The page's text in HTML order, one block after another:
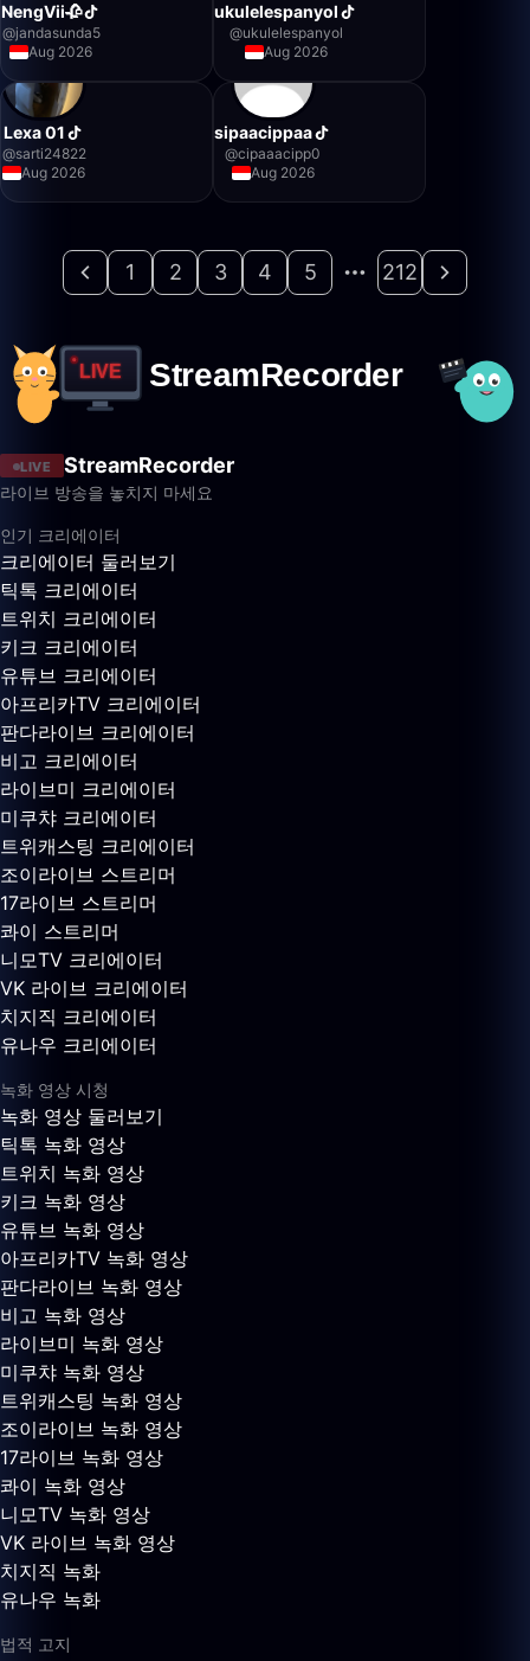
NengVii🥀
@jandasunda5
Aug 2026
ukulelespanyol
@ukulelespanyol
Aug 2026
Lexa 01
@sarti24822
Aug 2026
sipaacippaa
@cipaaacipp0
Aug 2026
1 2 3 4 5 212
LIVE StreamRecorder
라이브 방송을 놓치지 마세요
인기 크리에이터
크리에이터 둘러보기
틱톡 크리에이터
트위치 크리에이터
키크 크리에이터
유튜브 크리에이터
아프리카TV 크리에이터
판다라이브 크리에이터
비고 크리에이터
라이브미 크리에이터
미쿠챠 크리에이터
트위캐스팅 크리에이터
조이라이브 스트리머
17라이브 스트리머
콰이 스트리머
니모TV 크리에이터
VK 라이브 크리에이터
치지직 크리에이터
유나우 크리에이터
녹화 영상 시청
녹화 영상 둘러보기
틱톡 녹화 영상
트위치 녹화 영상
키크 녹화 영상
유튜브 녹화 영상
아프리카TV 녹화 영상
판다라이브 녹화 영상
비고 녹화 영상
라이브미 녹화 영상
미쿠챠 녹화 영상
트위캐스팅 녹화 영상
조이라이브 녹화 영상
17라이브 녹화 영상
콰이 녹화 영상
니모TV 녹화 영상
VK 라이브 녹화 영상
치지직 녹화
유나우 녹화
법적 고지